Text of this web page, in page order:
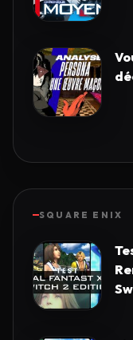
SQUARE ENIX